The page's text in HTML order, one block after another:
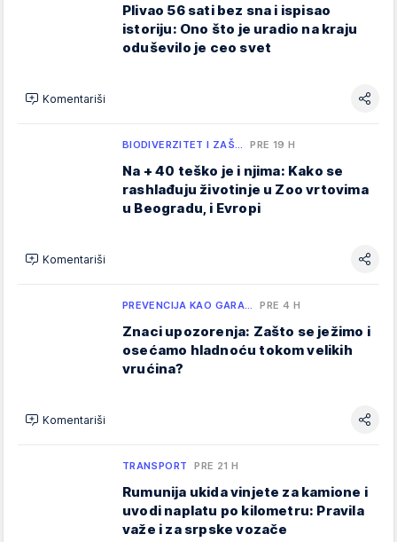
Plivao 56 sati bez sna i ispisao
istoriju: Ono što je uradio na kraju
oduševilo je ceo svet
Komentariši
BIODIVERZITET I ZAŠ… PRE 19 H
Na + 40 teško je i njima: Kako se
rashlađuju životinje u Zoo vrtovima
u Beogradu, i Evropi
Komentariši
PREVENCIJA KAO GARA… PRE 4 H
Znaci upozorenja: Zašto se ježimo i
osećamo hladnoću tokom velikih
vrućina?
Komentariši
TRANSPORT PRE 21 H
Rumunija ukida vinjete za kamione i
uvodi naplatu po kilometru: Pravila
važe i za srpske vozače